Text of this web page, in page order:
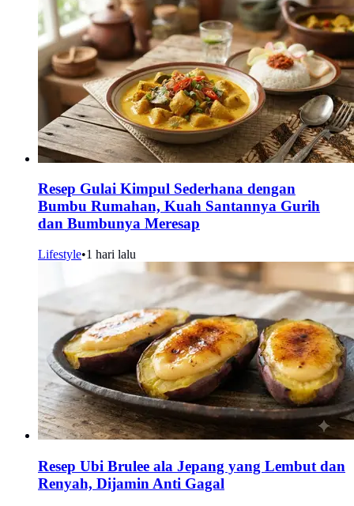
Resep Gulai Kimpul Sederhana dengan
Bumbu Rumahan, Kuah Santannya Gurih
dan Bumbunya Meresap
Lifestyle•1 hari lalu
Resep Ubi Brulee ala Jepang yang Lembut dan
Renyah, Dijamin Anti Gagal